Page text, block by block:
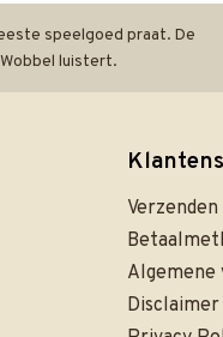
speelgoed praat. De
Wobbel luistert.
Algemene
Disclaimer